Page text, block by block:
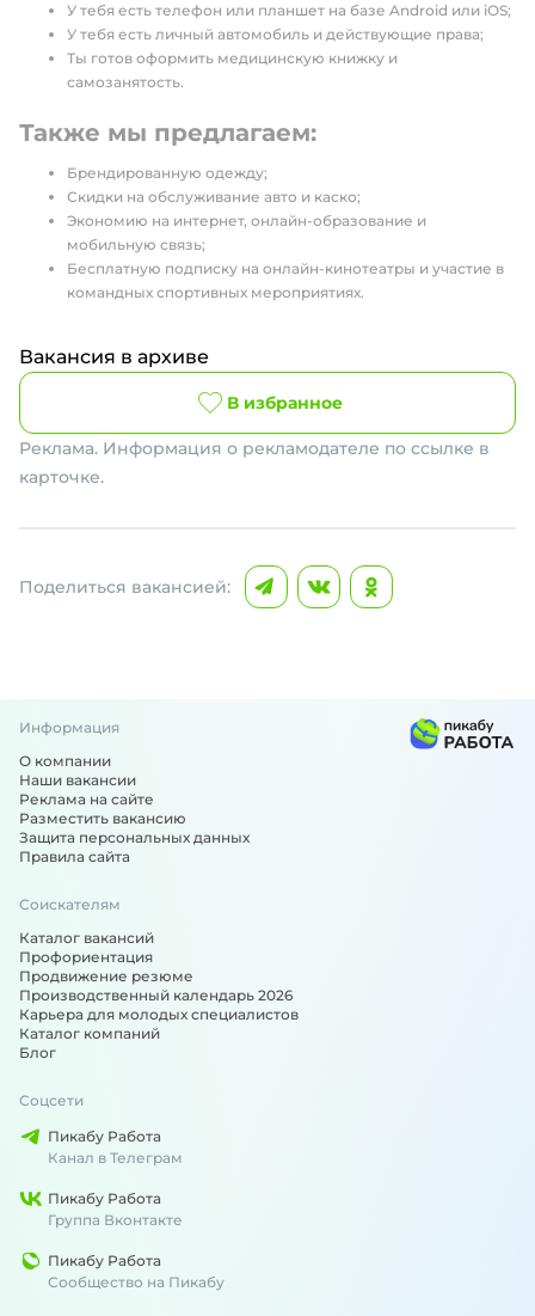
У тебя есть телефон или планшет на базе Android или iOS;
У тебя есть личный автомобиль и действующие права;
Ты готов оформить медицинскую книжку и
самозанятость.
Также мы предлагаем:
Брендированную одежду;
Скидки на обслуживание авто и каско;
Экономию на интернет, онлайн-образование и
мобильную связь;
Бесплатную подписку на онлайн-кинотеатры и участие в
командных спортивных мероприятиях.
Вакансия в архиве
В избранное
Реклама. Информация о рекламодателе по ссылке в
карточке.
Поделиться вакансией:
Информация
О компании
Наши вакансии
Реклама на сайте
Разместить вакансию
Защита персональных данных
Правила сайта
Соискателям
Каталог вакансий
Профориентация
Продвижение резюме
Производственный календарь 2026
Карьера для молодых специалистов
Каталог компаний
Блог
Соцсети
Пикабу Работа
Канал в Телеграм
Пикабу Работа
Группа Вконтакте
Пикабу Работа
Сообщество на Пикабу